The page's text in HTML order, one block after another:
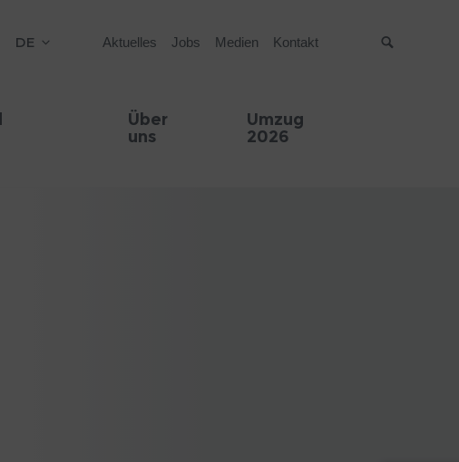
DE Aktuelles Jobs Medien Kontakt
Über
uns
Umzug
2026